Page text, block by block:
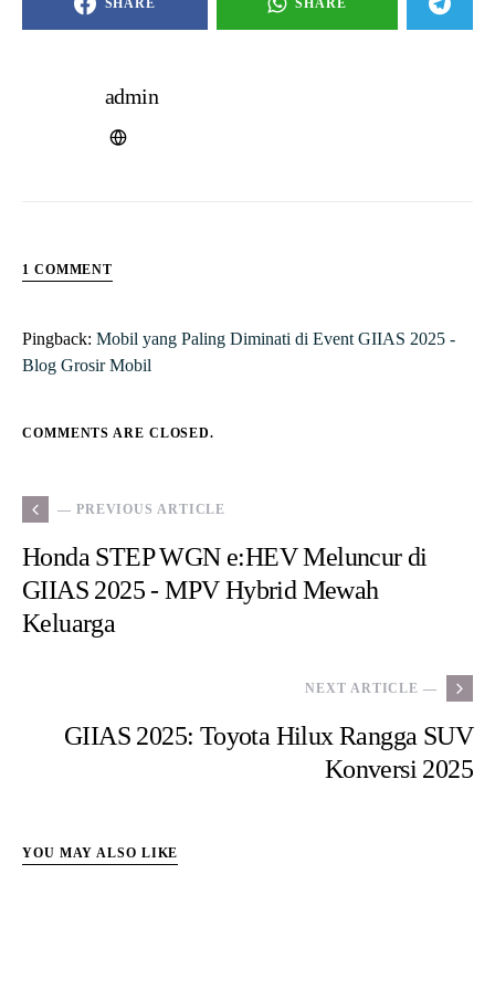
SHARE SHARE
admin
1 COMMENT
Pingback: Mobil yang Paling Diminati di Event GIIAS 2025 -
Blog Grosir Mobil
COMMENTS ARE CLOSED.
— PREVIOUS ARTICLE
Honda STEP WGN e:HEV Meluncur di
GIIAS 2025 - MPV Hybrid Mewah
Keluarga
NEXT ARTICLE —
GIIAS 2025: Toyota Hilux Rangga SUV
Konversi 2025
YOU MAY ALSO LIKE